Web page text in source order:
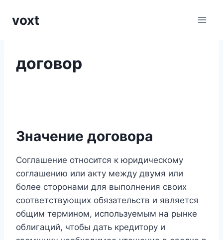
voxt
договор
Значение договора
Соглашение относится к юридическому
соглашению или акту между двумя или
более сторонами для выполнения своих
соответствующих обязательств и является
общим термином, используемым на рынке
облигаций, чтобы дать кредитору и